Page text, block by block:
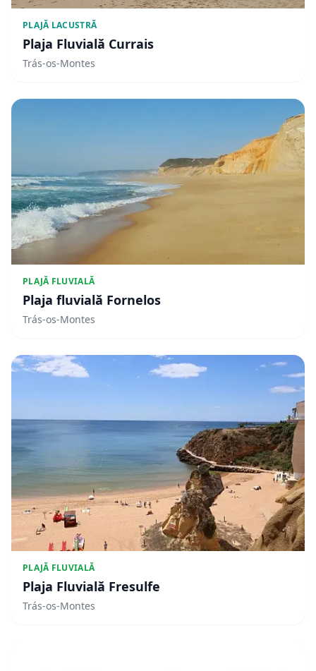
PLAJĂ LACUSTRĂ
Plaja Fluvială Currais
Trás-os-Montes
PLAJĂ FLUVIALĂ
Plaja fluvială Fornelos
Trás-os-Montes
PLAJĂ FLUVIALĂ
Plaja Fluvială Fresulfe
Trás-os-Montes